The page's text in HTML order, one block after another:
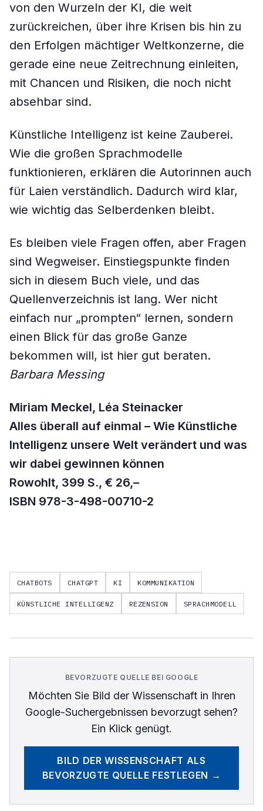
von den Wurzeln der KI, die weit
zurückreichen, über ihre Krisen bis hin zu
den Erfolgen mächtiger Weltkonzerne, die
gerade eine neue Zeitrechnung einleiten,
mit Chancen und Risiken, die noch nicht
absehbar sind.
Künstliche Intelligenz ist keine Zauberei.
Wie die großen Sprachmodelle
funktionieren, erklären die Autorinnen auch
für Laien verständlich. Dadurch wird klar,
wie wichtig das Selberdenken bleibt.
Es bleiben viele Fragen offen, aber Fragen
sind Wegweiser. Einstiegspunkte finden
sich in diesem Buch viele, und das
Quellenverzeichnis ist lang. Wer nicht
einfach nur „prompten“ lernen, sondern
einen Blick für das große Ganze
bekommen will, ist hier gut beraten.
Barbara Messing
Miriam Meckel, Léa Steinacker
Alles überall auf einmal – Wie Künstliche
Intelligenz unsere Welt verändert und was
wir dabei gewinnen können
Rowohlt, 399 S., € 26,–
ISBN 978-3-498-00710-2
CHATBOTS CHATGPT KI KOMMUNIKATION
KÜNSTLICHE INTELLIGENZ REZENSION SPRACHMODELL
BEVORZUGTE QUELLE BEI GOOGLE
Möchten Sie Bild der Wissenschaftin Ihren
Google-Suchergebnissen bevorzugt sehen?
Ein Klick genügt.
BILD DER WISSENSCHAFT ALS
BEVORZUGTE QUELLE FESTLEGEN →